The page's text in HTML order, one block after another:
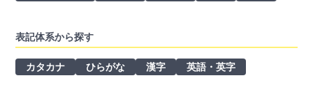
表記体系から探す
カタカナ ひらがな 漢字 英語・英字